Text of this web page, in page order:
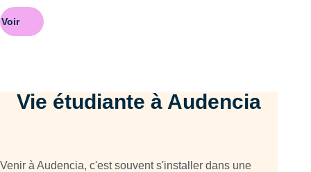
Voir
Vie étudiante à Audencia
Venir à Audencia, c'est souvent s'installer dans une